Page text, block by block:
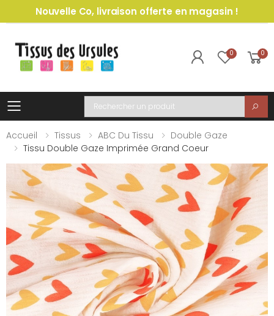
Nouvelle Co, livraison offerte en magasin !
0 0
Toggle mobile menu
Recherche
Accueil
Tissus ABC Du Tissu
Double Gaze
Tissu Double Gaze Imprimée Grand Coeur